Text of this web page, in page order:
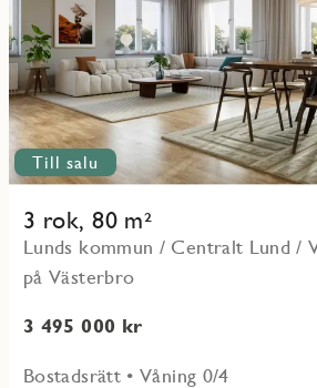
Till salu
3 rok, 80 m²
Lunds kommun / Centralt Lund /
på Västerbro
3 495 000 kr
Bostadsrätt • Våning 0/4